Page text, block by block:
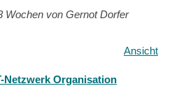
Wochen von Gernot Dorfer
Ansicht
Netzwerk Organisation